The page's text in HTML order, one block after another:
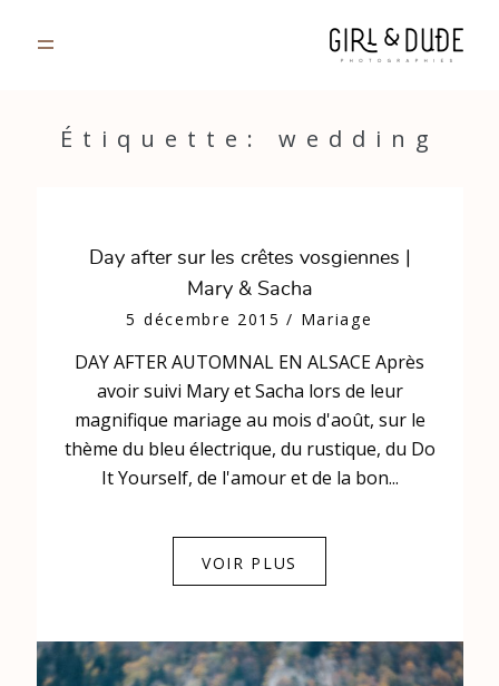
Étiquette: wedding
Day after sur les crêtes vosgiennes |
Mary & Sacha
5 décembre 2015/ Mariage
DAY AFTER AUTOMNAL EN ALSACE Après
avoir suivi Mary et Sacha lors de leur
magnifique mariage au mois d'août, sur le
thème du bleu électrique, du rustique, du Do
It Yourself, de l'amour et de la bon...
VOIR PLUS
CONTACT
GALERIES PRIVÉES
Strasbourg, France